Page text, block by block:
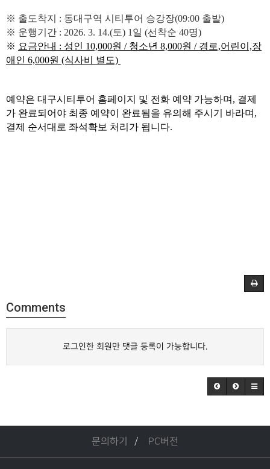
※ 출도착지 : 동대구역 시티투어 승강장(09:00 출발)
※ 운행기간 : 2026. 3. 14.(토) 1일 (선착순 40명)
※ 요금안내 : 성인 10,000원 / 청소년 8,000원 / 경로,어린이,장
애인 6,000원 (식사비 별도)
예약은 대구시티투어 홈페이지 및 전화 예약 가능하며, 결제
가 완료되어야 최종 예약이 완료됨을 유의해 주시기 바라며,
결제 순서대로 좌석확보 처리가 됩니다.
Comments
로그인한 회원만 댓글 등록이 가능합니다.
문의하기 PC버전